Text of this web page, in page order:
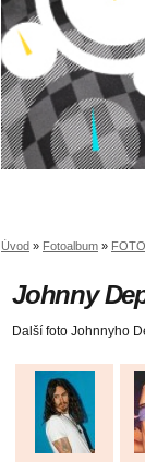
Úvod » Fotoalbum »
Johnny
Další foto Johnnyho